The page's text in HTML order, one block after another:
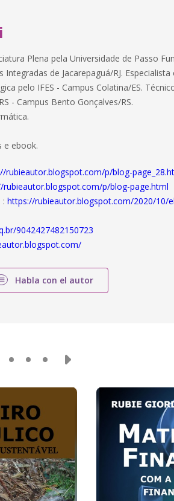
Plena pela Universidade de Passo
de Jacarepaguá/RJ.
pelo IFES - Campus Colatina/ES.
- Campus Bento Gonçalves/RS.
e ebook.
rubieautor.blogspot.com/p/blog-
rubieautor.blogspot.com/p/blog-page.html
:https://rubieautor.blogspot.com/2020/10/
9042427482150723
Habla con el autor